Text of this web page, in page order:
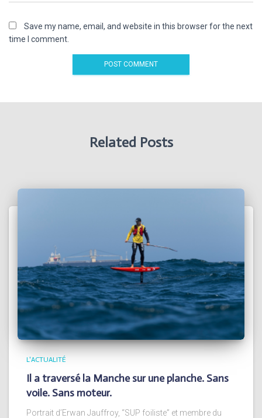
Save my name, email, and website in this browser for the next
time I comment.
Related Posts
L'ACTUALITÉ
Il a traversé la Manche sur une planche. Sans
voile. Sans moteur.
Portrait d’Erwan Jauffroy, “SUP foiliste” et membre du